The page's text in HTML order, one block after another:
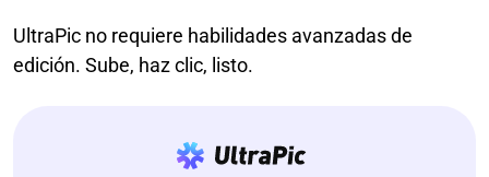
UltraPic no requiere habilidades avanzadas de
edición. Sube, haz clic, listo.